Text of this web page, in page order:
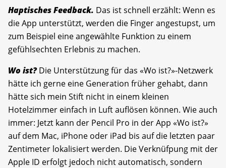
Haptisches Feedback. Das ist schnell erzählt: Wenn es
die App unterstützt, werden die Finger angestupst, um
zum Beispiel eine angewählte Funktion zu einem
gefühlsechten Erlebnis zu machen.
Wo ist?Die Unterstützung für das «Wo ist?»-Netzwerk
hätte ich gerne eine Generation früher gehabt, dann
hätte sich mein Stift nicht in einem kleinen
Hotelzimmer einfach in Luft auflösen können. Wie auch
immer: Jetzt kann der Pencil Pro in der App «Wo ist?»
auf dem Mac, iPhone oder iPad bis auf die letzten paar
Zentimeter lokalisiert werden. Die Verknüfpung mit der
Apple ID erfolgt jedoch nicht automatisch, sondern